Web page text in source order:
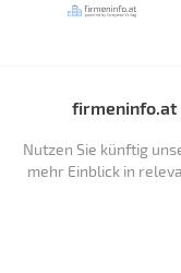
firmeninfo.at
Nutzen Sie künftig
mehr Einblick in